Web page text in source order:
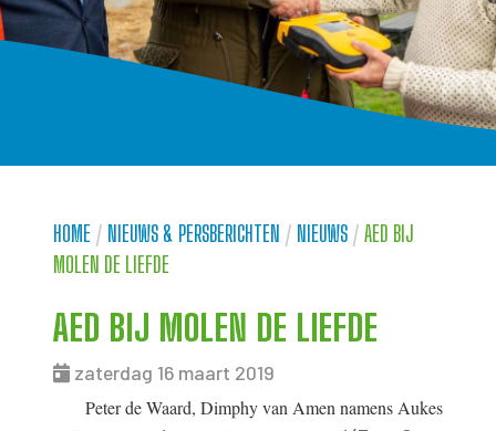
HOME / NIEUWS & PERSBERICHTEN / NIEUWS / AED BIJ
MOLEN DE LIEFDE
AED BIJ MOLEN DE LIEFDE
zaterdag 16 maart 2019
Peter de Waard, Dimphy van Amen namens Aukes